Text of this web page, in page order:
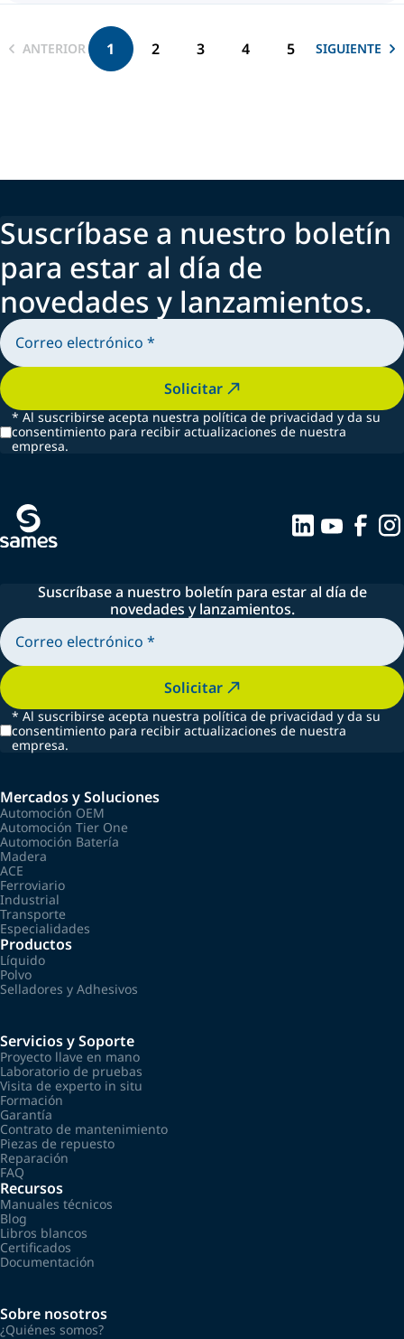
ANTERIOR 1 2 3 4 5 SIGUIENTE
Suscríbase a nuestro boletín
para estar al día de
novedades y lanzamientos.
Solicitar
* Al suscribirse acepta nuestra política de privacidad y da su
consentimiento para recibir actualizaciones de nuestra
empresa.
Suscríbase a nuestro boletín para estar al día de
novedades y lanzamientos.
Solicitar
* Al suscribirse acepta nuestra política de privacidad y da su
consentimiento para recibir actualizaciones de nuestra
empresa.
Mercados y Soluciones
Automoción OEM
Automoción Tier One
Automoción Batería
Madera
ACE
Ferroviario
Industrial
Transporte
Especialidades
Productos
Líquido
Polvo
Selladores y Adhesivos
Servicios y Soporte
Proyecto llave en mano
Laboratorio de pruebas
Visita de experto in situ
Formación
Garantía
Contrato de mantenimiento
Piezas de repuesto
Reparación
FAQ
Recursos
Manuales técnicos
Blog
Libros blancos
Certificados
Documentación
Sobre nosotros
¿Quiénes somos?